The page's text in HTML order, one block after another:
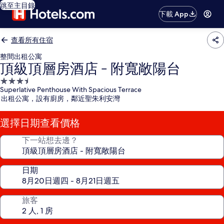
跳至主目錄
下載 App
查看所有住宿
整間出租公寓
頂級頂層房酒店 - 附寬敞陽台
3.5
星
級
住
宿
Superlative Penthouse With Spacious Terrace
出租公寓，設有廚房，鄰近聖朱利安灣
選擇日期查看價格
下一站想去邊？
日期
旅客